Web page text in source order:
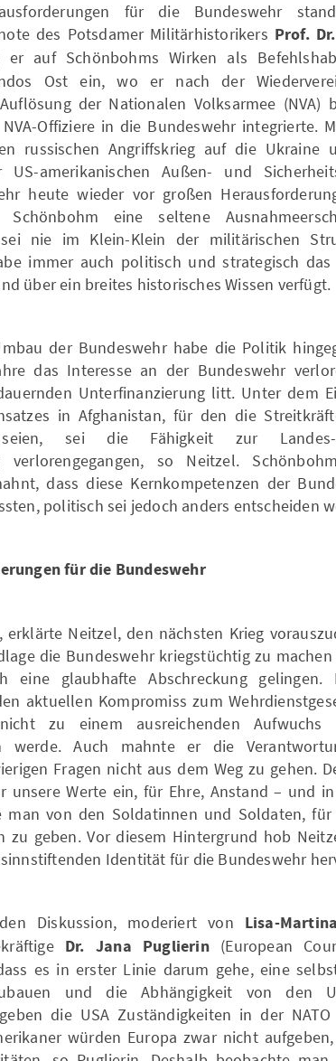
für die Bundeswehr
des Potsdamer Militärhistorikers Prof.
auf Schönbohms Wirken als
Ost ein, wo er nach der
der Nationalen Volksarmee (NVA)
Offiziere in die Bundeswehr integrierte.
russischen Angriffskrieg auf die Ukraine
US-amerikanischen Außen- und
heute wieder vor großen
eine seltene
nie im Klein-Klein der militärischen
immer auch politisch und strategisch das
über ein breites historisches Wissen verfügt.
der Bundeswehr habe die Politik
das Interesse an der Bundeswehr
Unterfinanzierung litt. Unter dem
in Afghanistan, für den die
seien, sei die Fähigkeit zur
verlorengegangen, so Neitzel.
dass diese Kernkompetenzen der
politisch sei jedoch anders entscheiden
für die Bundeswehr
erklärte Neitzel, den nächsten Krieg
die Bundeswehr kriegstüchtig zu
glaubhafte Abschreckung gelingen.
aktuellen Kompromiss zum
zu einem ausreichenden
werde. Auch mahnte er die
Fragen nicht aus dem Weg zu gehen.
unsere Werte ein, für Ehre, Anstand – und
man von den Soldatinnen und Soldaten, für
zu geben. Vor diesem Hintergrund hob
Identität für die Bundeswehr
Diskussion, moderiert von Lisa-
Dr. Jana Puglierin(European
es in erster Linie darum gehe, eine
und die Abhängigkeit von den
die USA Zuständigkeiten in der
würden Europa zwar nicht